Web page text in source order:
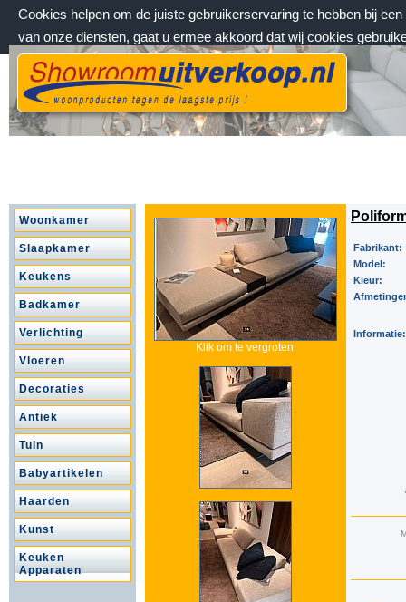
Cookies helpen om de juiste gebruikerservaring te hebben bij
van onze diensten, gaat u ermee akkoord dat wij cookies
vrijdag 7 augustus 2026, 00:52 uur
Welkom bij Showroomuitverkoop.nl
Woonkamer
Slaapkamer
Keukens
Badkamer
Verlichting
Vloeren
Decoraties
Antiek
Tuin
Babyartikelen
Haarden
Kunst
Keuken
Apparaten
Klik om te vergroten.
Fabrikant:
Model:
Kleur:
Informatie: